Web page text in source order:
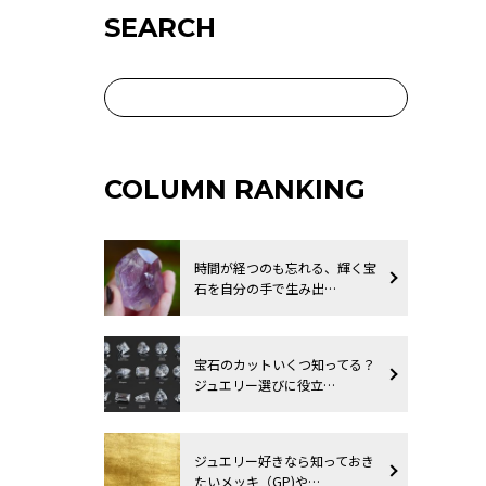
SEARCH
COLUMN RANKING
時間が経つのも忘れる、輝く宝
石を自分の手で生み出…
宝石のカットいくつ知ってる？
ジュエリー選びに役立…
ジュエリー好きなら知っておき
たいメッキ（GP)や…